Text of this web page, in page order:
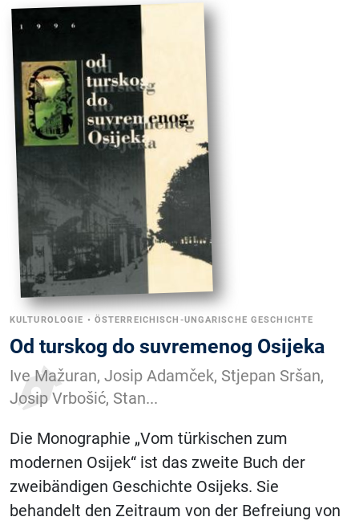
KULTUROLOGIE • ÖSTERREICHISCH-UNGARISCHE GESCHICHTE
Od turskog do suvremenog Osijeka
Ive Mažuran, Josip Adamček, Stjepan Sršan,
Josip Vrbošić, Stan...
Die Monographie „Vom türkischen zum
modernen Osijek“ ist das zweite Buch der
zweibändigen Geschichte Osijeks. Sie
behandelt den Zeitraum von der Befreiung von